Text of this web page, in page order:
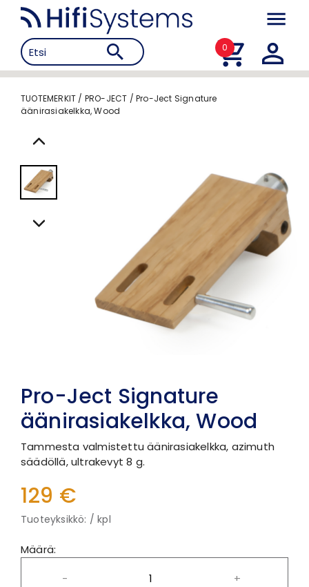
0
TUOTEMERKIT / PRO-JECT /Pro-Ject Signature
äänirasiakelkka, Wood
Pro-Ject Signature
äänirasiakelkka, Wood
Tammesta valmistettu äänirasiakelkka, azimuth
säädöllä, ultrakevyt 8 g.
129 €
Tuoteyksikkö: / kpl
Määrä:
-
+